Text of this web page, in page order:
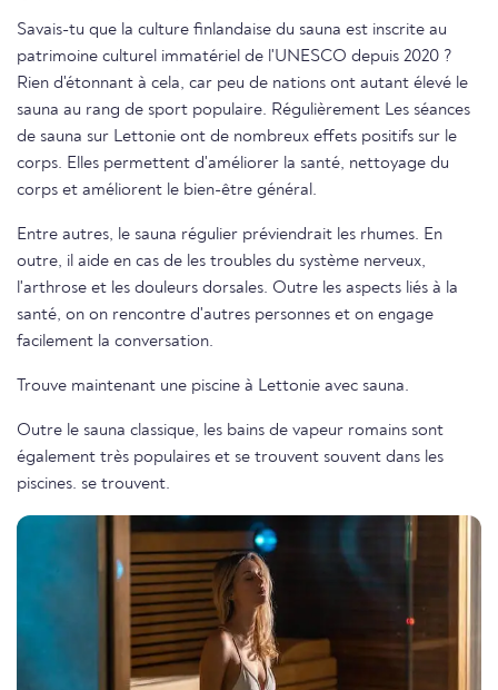
Savais-tu que la culture finlandaise du sauna est inscrite au
patrimoine culturel immatériel de l'UNESCO depuis 2020 ?
Rien d'étonnant à cela, car peu de nations ont autant élevé le
sauna au rang de sport populaire. Régulièrement Les séances
de sauna sur Lettonie ont de nombreux effets positifs sur le
corps. Elles permettent d'améliorer la santé, nettoyage du
corps et améliorent le bien-être général.
Entre autres, le sauna régulier préviendrait les rhumes. En
outre, il aide en cas de les troubles du système nerveux,
l'arthrose et les douleurs dorsales. Outre les aspects liés à la
santé, on on rencontre d'autres personnes et on engage
facilement la conversation.
Trouve maintenant une piscine à Lettonie avec sauna.
Outre le sauna classique, les bains de vapeur romains sont
également très populaires et se trouvent souvent dans les
piscines. se trouvent.